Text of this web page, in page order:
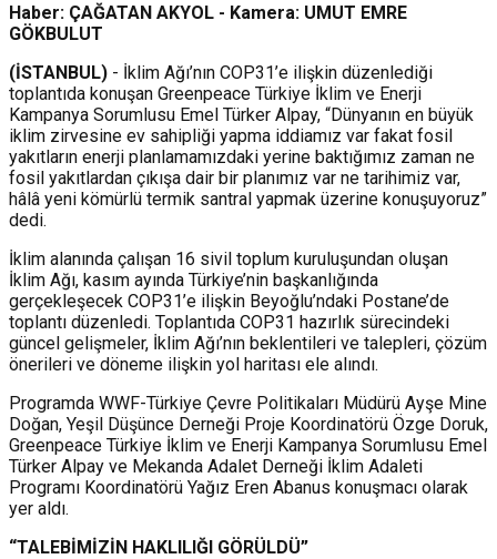
Haber: ÇAĞATAN AKYOL - Kamera: UMUT EMRE
GÖKBULUT
(İSTANBUL) - İklim Ağı’nın COP31’e ilişkin düzenlediği
toplantıda konuşan Greenpeace Türkiye İklim ve Enerji
Kampanya Sorumlusu Emel Türker Alpay, “Dünyanın en büyük
iklim zirvesine ev sahipliği yapma iddiamız var fakat fosil
yakıtların enerji planlamamızdaki yerine baktığımız zaman ne
fosil yakıtlardan çıkışa dair bir planımız var ne tarihimiz var,
hâlâ yeni kömürlü termik santral yapmak üzerine konuşuyoruz”
dedi.
İklim alanında çalışan 16 sivil toplum kuruluşundan oluşan
İklim Ağı, kasım ayında Türkiye’nin başkanlığında
gerçekleşecek COP31’e ilişkin Beyoğlu’ndaki Postane’de
toplantı düzenledi. Toplantıda COP31 hazırlık sürecindeki
güncel gelişmeler, İklim Ağı’nın beklentileri ve talepleri, çözüm
önerileri ve döneme ilişkin yol haritası ele alındı.
Programda WWF-Türkiye Çevre Politikaları Müdürü Ayşe Mine
Doğan, Yeşil Düşünce Derneği Proje Koordinatörü Özge Doruk,
Greenpeace Türkiye İklim ve Enerji Kampanya Sorumlusu Emel
Türker Alpay ve Mekanda Adalet Derneği İklim Adaleti
Programı Koordinatörü Yağız Eren Abanus konuşmacı olarak
yer aldı.
“TALEBİMİZİN HAKLILIĞI GÖRÜLDÜ”